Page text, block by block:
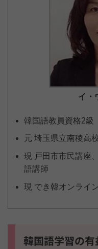
イ・
韓国語教員資格2級
元 埼玉県立南稜高
現 戸田市市民講座
語講師
現 でき韓オンライ
韓国語学習の